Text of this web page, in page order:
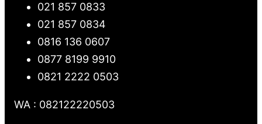
021 857 0833
021 857 0834
0816 136 0607
0877 8199 9910
0821 2222 0503
WA : 082122220503